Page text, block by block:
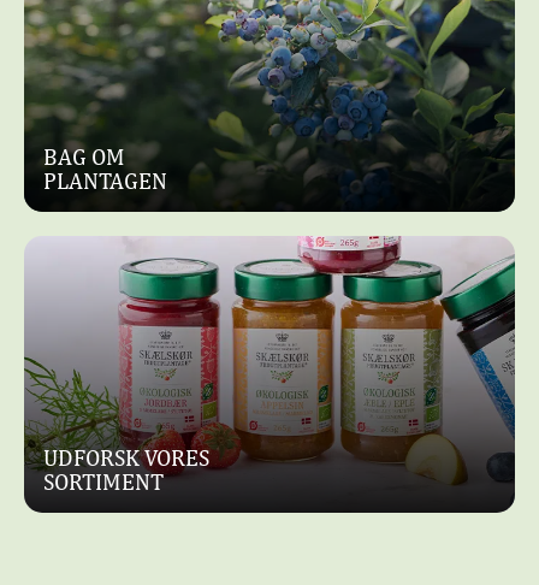
BAG OM
PLANTAGEN
UDFORSK VORES
SORTIMENT